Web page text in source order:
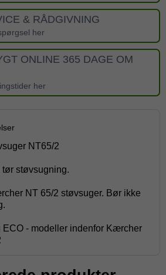
& RÅDGIVNING
her
ONLINE 365 DAGE OM
her
NT65/2
støvsugning.
NT 65/2 støvsuger. Bør ikke
ECO - modeller indenfor Kærcher